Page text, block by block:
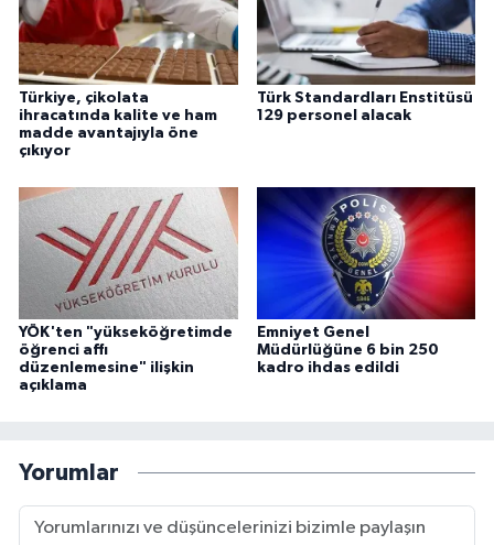
Türkiye, çikolata
ihracatında kalite ve ham
madde avantajıyla öne
çıkıyor
Türk Standardları Enstitüsü
129 personel alacak
YÖK'ten "yükseköğretimde
öğrenci affı
düzenlemesine" ilişkin
açıklama
Emniyet Genel
Müdürlüğüne 6 bin 250
kadro ihdas edildi
Yorumlar